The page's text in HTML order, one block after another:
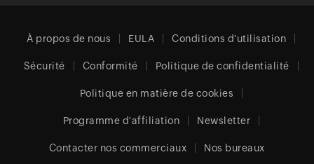
À propos de nous EULA Conditions d'utilisation
Sécurité Conformité Politique de confidentialité
Politique en matière de cookies
Programme d'affiliation Newsletter
Contacter nos commerciaux Nos bureaux